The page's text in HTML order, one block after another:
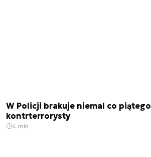
W Policji brakuje niemal co piątego
kontrterrorysty
4 min.